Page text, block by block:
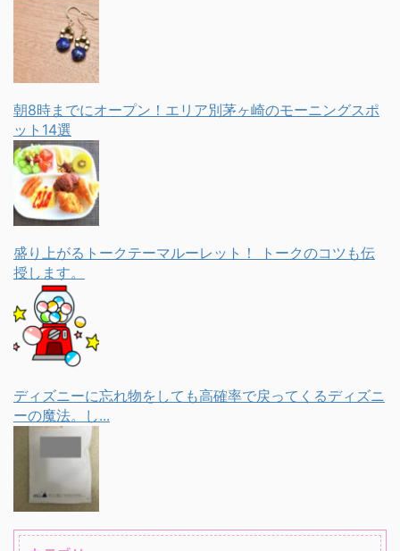
朝8時までにオープン！エリア別茅ヶ崎のモーニングスポ
ット14選
盛り上がるトークテーマルーレット！ トークのコツも伝
授します。
ディズニーに忘れ物をしても高確率で戻ってくるディズニ
ーの魔法。し...